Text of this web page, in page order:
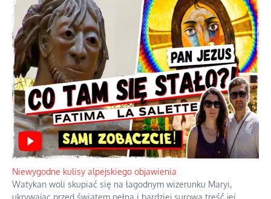
Duchowa apteczka bez teologicznych podróbek
Instrukcja obsługi łaski z ominięciem duchowych skrótów.